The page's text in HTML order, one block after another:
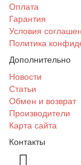
Оплата
Гарантия
Условия
Политика
Дополнительно
Новости
Статьи
Обмен и возврат
Производители
Карта сайта
Контакты